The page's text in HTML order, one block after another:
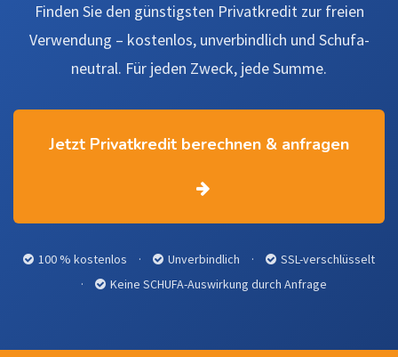
Finden Sie den günstigsten Privatkredit zur freien
Verwendung – kostenlos, unverbindlich und Schufa-
neutral. Für jeden Zweck, jede Summe.
Jetzt Privatkredit berechnen & anfragen
100 % kostenlos · Unverbindlich ·
SSL-verschlüsselt
·
Keine SCHUFA-Auswirkung durch Anfrage